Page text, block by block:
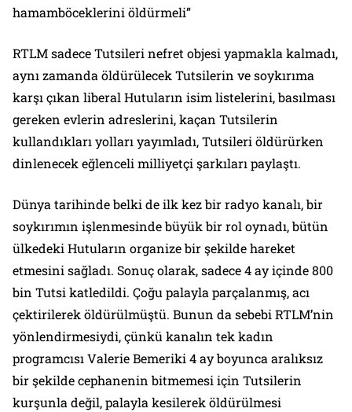
hamamböceklerini öldürmeli”
RTLM sadece Tutsileri nefret objesi yapmakla kalmadı,
aynı zamanda öldürülecek Tutsilerin ve soykırıma
karşı çıkan liberal Hutuların isim listelerini, basılması
gereken evlerin adreslerini, kaçan Tutsilerin
kullandıkları yolları yayımladı, Tutsileri öldürürken
dinlenecek eğlenceli milliyetçi şarkıları paylaştı.
Dünya tarihinde belki de ilk kez bir radyo kanalı, bir
soykırımın işlenmesinde büyük bir rol oynadı, bütün
ülkedeki Hutuların organize bir şekilde hareket
etmesini sağladı. Sonuç olarak, sadece 4 ay içinde 800
bin Tutsi katledildi. Çoğu palayla parçalanmış, acı
çektirilerek öldürülmüştü. Bunun da sebebi RTLM’nin
yönlendirmesiydi, çünkü kanalın tek kadın
programcısı Valerie Bemeriki 4 ay boyunca aralıksız
bir şekilde cephanenin bitmemesi için Tutsilerin
kurşunla değil, palayla kesilerek öldürülmesi